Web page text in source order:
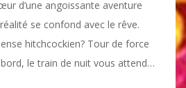
d’une angoissante aventure
se confond avec le rêve.
hitchcockien? Tour de force
le train de nuit vous attend…